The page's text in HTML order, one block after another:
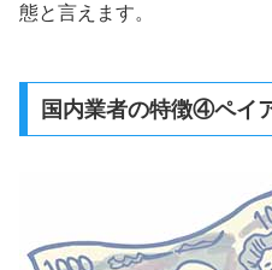
態と言えます。
国内業者の特徴④ペイ